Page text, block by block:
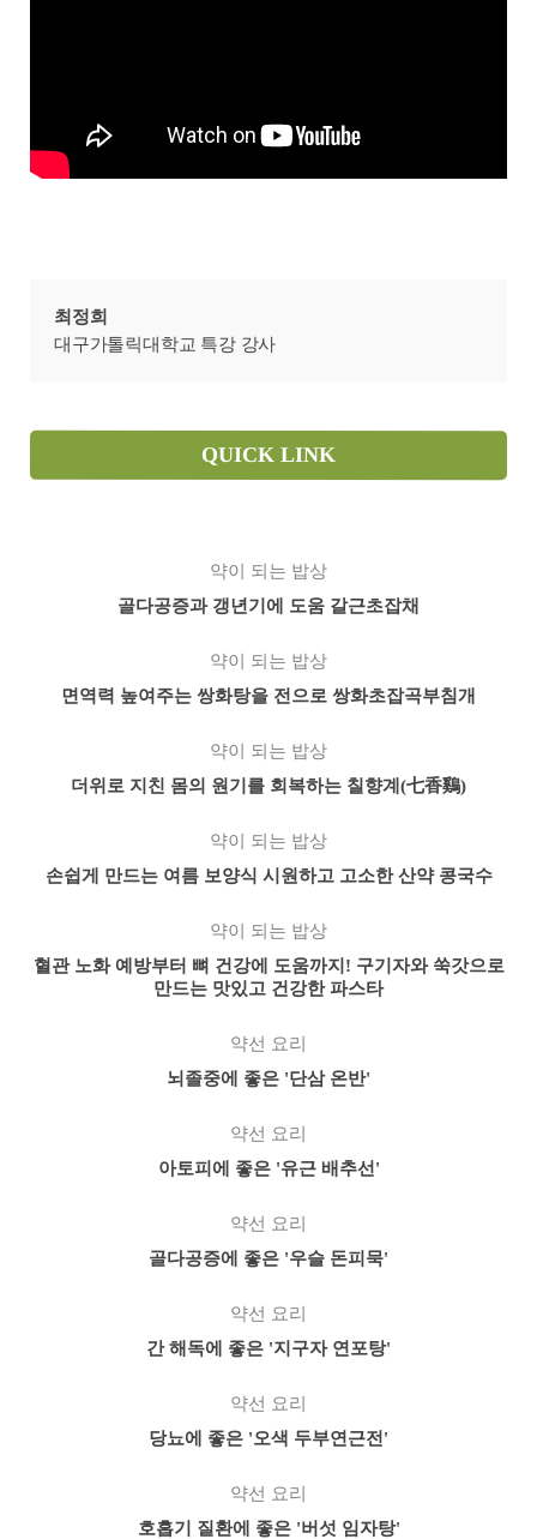
최정희
대구가톨릭대학교 특강 강사
QUICK LINK
약이 되는 밥상
골다공증과 갱년기에 도움 갈근초잡채
약이 되는 밥상
면역력 높여주는 쌍화탕을 전으로 쌍화초잡곡부침개
약이 되는 밥상
더위로 지친 몸의 원기를 회복하는 칠향계(七香鷄)
약이 되는 밥상
손쉽게 만드는 여름 보양식 시원하고 고소한 산약 콩국수
약이 되는 밥상
혈관 노화 예방부터 뼈 건강에 도움까지! 구기자와 쑥갓으로
만드는 맛있고 건강한 파스타
약선 요리
뇌졸중에 좋은 '단삼 온반'
약선 요리
아토피에 좋은 '유근 배추선'
약선 요리
골다공증에 좋은 '우슬 돈피묵'
약선 요리
간 해독에 좋은 '지구자 연포탕'
약선 요리
당뇨에 좋은 '오색 두부연근전'
약선 요리
호흡기 질환에 좋은 '버섯 임자탕'